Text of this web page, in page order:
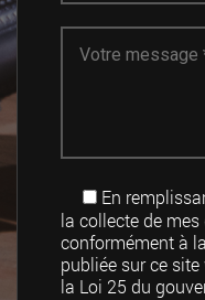
En
la collecte de
conformément à
publiée sur ce
la Loi 25 du